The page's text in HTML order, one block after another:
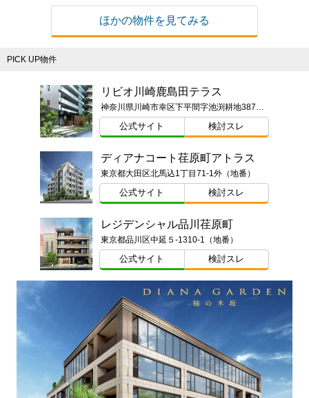
ほかの物件を見てみる
PICK UP物件
リビオ川崎鹿島田テラス
神奈川県川崎市幸区下平間字池渕耕地387番1（地番）
公式サイト 検討スレ
ディアナコート荏原町アトラス
東京都大田区北馬込1丁目71-1外（地番）
公式サイト 検討スレ
レジデンシャル品川荏原町
東京都品川区中延５-1310-1（地番）
公式サイト 検討スレ